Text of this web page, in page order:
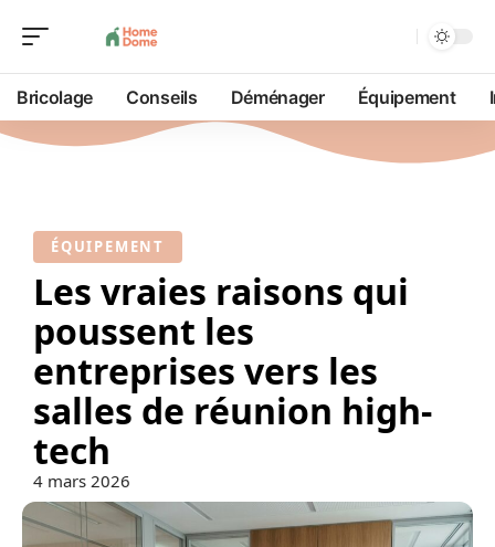
Bricolage Conseils Déménager Équipement
ÉQUIPEMENT
Les vraies raisons qui
poussent les
entreprises vers les
salles de réunion high-
tech
4 mars 2026